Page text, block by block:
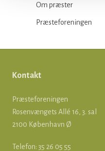
Om præster
Præsteforeningen
Kontakt
Præsteforeningen
Rosenvængets Allé 16, 3. sal
2100 København Ø
Telefon: 35 26 05 55